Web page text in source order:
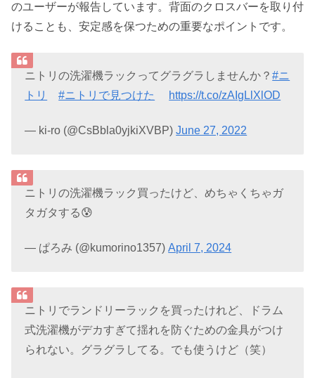
のユーザーが報告しています。背面のクロスバーを取り付
けることも、安定感を保つための重要なポイントです。
ニトリの洗濯機ラックってグラグラしませんか？#ニ
トリ
#ニトリで見つけた https://t.co/zAIgLlXlOD
— ki-ro (@CsBbla0yjkiXVBP)June 27, 2022
ニトリの洗濯機ラック買ったけど、めちゃくちゃガ
タガタする😰
— ぱろみ (@kumorino1357)April 7, 2024
ニトリでランドリーラックを買ったけれど、ドラム
式洗濯機がデカすぎて揺れを防ぐための金具がつけ
られない。グラグラしてる。でも使うけど（笑）